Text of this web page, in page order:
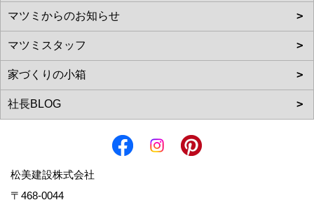
松美建設株式会社
〒468-0044